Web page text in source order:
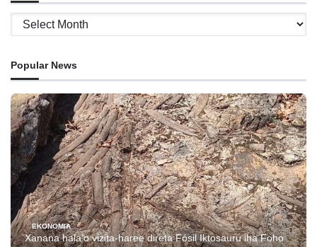
Archives
Popular News
EKONOMIA
Xanana hala’o vizita-haree direta Fósil Iktosauru iha Foho